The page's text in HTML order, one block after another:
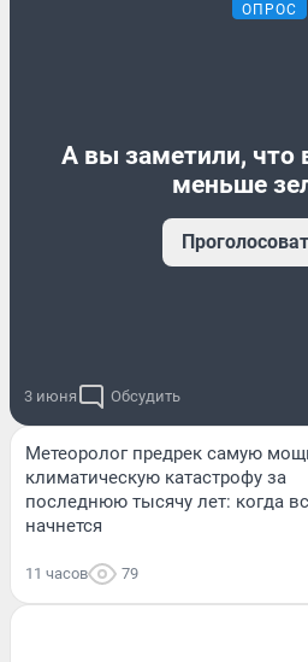
ОПРОС
А вы заметили, что
меньше
3 июня Обсудить
Метеоролог предрек самую
климатическую катастрофу за
последнюю тысячу лет: когда
начнется
11 часов 79